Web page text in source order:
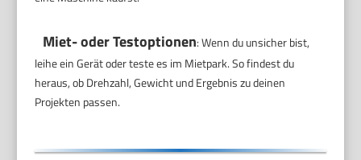
Miet- oder Testoptionen: Wenn du unsicher bist,
leihe ein Gerät oder teste es im Mietpark. So findest du
heraus, ob Drehzahl, Gewicht und Ergebnis zu deinen
Projekten passen.